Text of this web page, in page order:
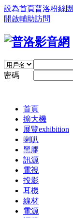
設為首頁普洛粉絲團
開啟輔助訪問
密碼
首頁
擴大機
展覽exhibition
喇叭
黑膠
訊源
電視
投影
耳機
線材
電源